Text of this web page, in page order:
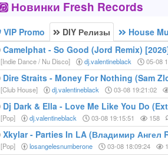
Новинки Fresh Records
VIP Promo DIY Релизы
House
Camelphat - So Good (Jord Remix)
[Indie Dance / Nu Disco] dj.valentineblack 05-08
Dire Straits - Money For Nothing (Sam
[Club House] dj.valentineblack 03-08 19:21:02
Dj Dark & Ella - Love Me Like You Do
[Pop] dj.valentineblack 03-08 19:15:51 158
Xkylar - Parties In LA (Владимир Ангел
[Pop] losangelesnumberone 03-08 18:09:24